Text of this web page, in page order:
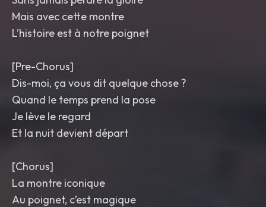
Mais avec cette montre
L’histoire est à notre poignet
[Pre-Chorus]
Dis-moi, ça vous dit quelque chose ?
Quand le temps prend la pose
Je lève le regard
Et la nuit devient départ
[Chorus]
La montre iconique
Au poignet, c’est magique